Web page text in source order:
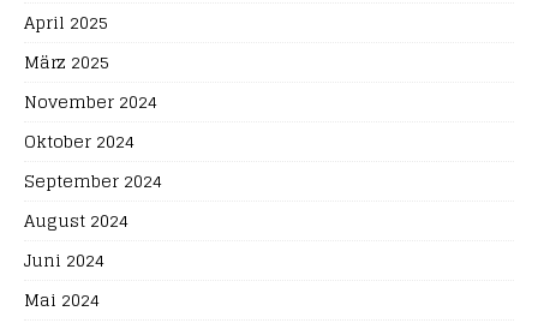
April 2025
März 2025
November 2024
Oktober 2024
September 2024
August 2024
Juni 2024
Mai 2024